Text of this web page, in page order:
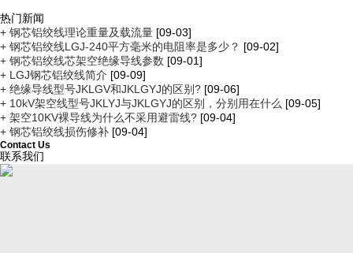
热门新闻
+ 钢芯铝绞线理论重量及载流量 [09-03]
+ 钢芯铝绞线LGJ-240平方毫米的电阻率是多少？ [09-02]
+ 钢芯铝绞线芯架空绝缘导线参数 [09-01]
+ LGJ钢芯铝绞线简介 [09-09]
+ 绝缘导线型号JKLGV和JKLGYJ的区别? [09-06]
+ 10kV架空线型号JKLYJ与JKLGYJ的区别，分别用在什么 [09-05]
+ 架空10KV裸导线为什么不采用避雷线? [09-04]
+ 钢芯铝绞线损伤修补 [09-04]
Contact Us
联系我们